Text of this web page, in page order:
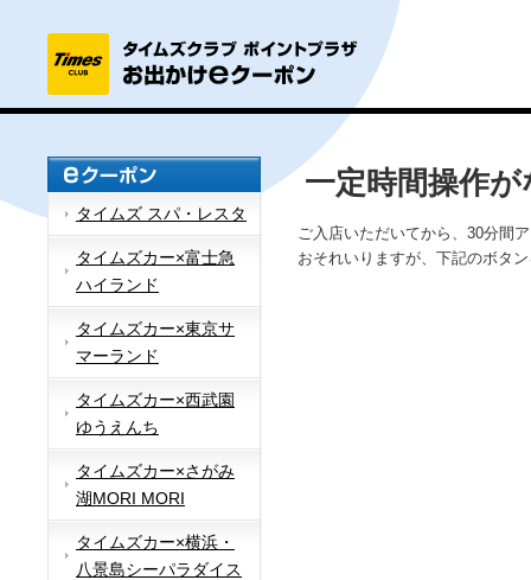
タイムズ スパ・レスタ
タイムズカー×富士急
ハイランド
タイムズカー×東京サ
マーランド
タイムズカー×西武園
ゆうえんち
タイムズカー×さがみ
湖MORI MORI
タイムズカー×横浜・
八景島シーパラダイス
一定時間操作
ご入店いただいてから、30分間
おそれいりますが、下記のボタ